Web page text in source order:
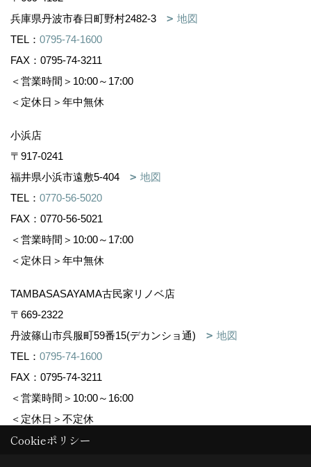
兵庫県丹波市春日町野村2482-3
地図
TEL： 0795-74-1600
FAX：0795-74-3211
＜営業時間＞10:00～17:00
＜定休日＞年中無休
小浜店
〒917-0241
福井県小浜市遠敷5-404
地図
TEL： 0770-56-5020
FAX：0770-56-5021
＜営業時間＞10:00～17:00
＜定休日＞年中無休
TAMBASASAYAMA古民家リノベ店
〒669-2322
丹波篠山市呉服町59番15(デカンショ通)
地図
TEL： 0795-74-1600
FAX：0795-74-3211
＜営業時間＞10:00～16:00
＜定休日＞不定休
Cookieポリシー